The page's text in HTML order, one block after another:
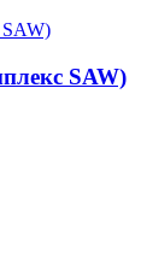
SAW)